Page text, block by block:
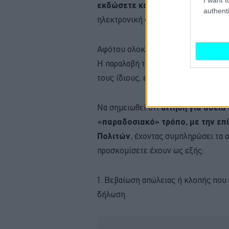
εκδώσετε και να πληρώσετε το
ηλεκτρονική σας διεύθυνση (e-mail)
Αφότου ολοκληρώσετε τη διαδικασία
Η παραλαβή της νέας άδειας
τους ίδιους, είτε από εκπρόσωπό
Να σημειωθεί ότιαίτηση για
«παραδοσιακό» τρόπο, με την
Πολιτών, έχοντας συμπληρώσει τα
προσκομίσετε έχουν ως εξής:
1. Βεβαίωση απώλειας ή κλοπής
δήλωση.